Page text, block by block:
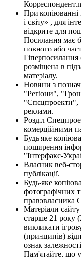
При копіюванні
і світу» , для
відкрите для
Посилання має
повного або
Гіперпосилання
розміщена в
матеріалу.
Новини з
"Регіони",
"Спецпроекти",
реклами.
Розділ
комерційними
Будь яке
поширення
"Інтерфакс-
Власник веб-
публікації.
Будь-яке
фотографічних
правовласника
Матеріали
старше 21 року
викликати
(принципів)
ознак
Пам'ятайте, що